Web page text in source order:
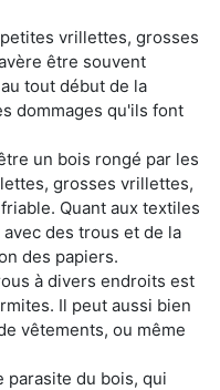
vrillettes, grosses
être souvent
tout début de la
dommages qu'ils font
un bois rongé par les
grosses vrillettes,
Quant aux textiles
des trous et de la
des papiers.
à divers endroits est
Il peut aussi bien
vêtements, ou même
parasite du bois, qui